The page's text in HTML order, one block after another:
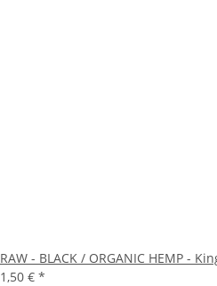
RAW - BLACK / ORGANIC HEMP -
1,50 € *